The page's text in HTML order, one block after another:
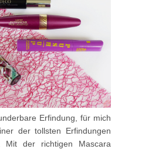
Erfindung, für mich
der tollsten Erfindungen
Mit der richtigen Mascara